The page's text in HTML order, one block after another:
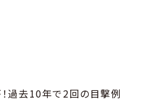
！過去10年で2回の目撃例